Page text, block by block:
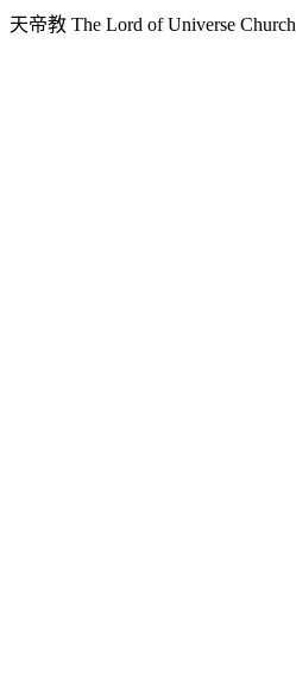
天人炁功院
天帝教 The Lord of Universe Church